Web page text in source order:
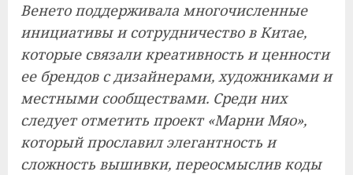
Венето поддерживала многочисленные
инициативы и сотрудничество в Китае,
которые связали креативность и ценности
ее брендов с дизайнерами, художниками и
местными сообществами. Среди них
следует отметить проект «Марни Мяо»,
который прославил элегантность и
сложность вышивки, переосмыслив коды